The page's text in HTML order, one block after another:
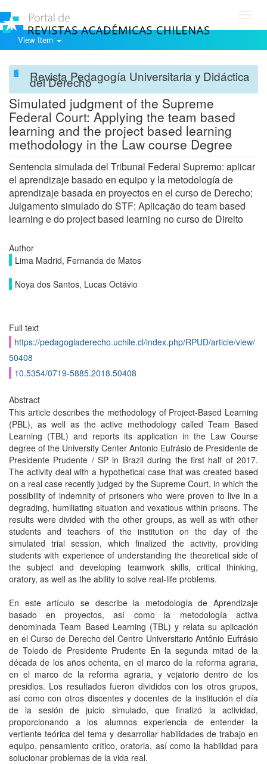
View Item
Revista Pedagogía Universitaria y Didáctica
del Derecho
Simulated judgment of the Supreme
Federal Court: Applying the team based
learning and the project based learning
methodology in the Law course Degree
Sentencia simulada del Tribunal Federal Supremo: aplicar
el aprendizaje basado en equipo y la metodología de
aprendizaje basada en proyectos en el curso de Derecho;
Julgamento simulado do STF: Aplicação do team based
learning e do project based learning no curso de Direito
Author
Lima Madrid, Fernanda de Matos
Noya dos Santos, Lucas Octávio
Full text
https://pedagogiaderecho.uchile.cl/index.php/RPUD/article/view/
50408
10.5354/0719-5885.2018.50408
Abstract
This article describes the methodology of Project-Based Learning
(PBL), as well as the active methodology called Team Based
Learning (TBL) and reports its application in the Law Course
degree of the University Center Antonio Eufrásio de Presidente de
Presidente Prudente / SP in Brazil during the first half of 2017.
The activity deal with a hypothetical case that was created based
on a real case recently judged by the Supreme Court, in which the
possibility of indemnity of prisoners who were proven to live in a
degrading, humiliating situation and vexatious within prisons. The
results were divided with the other groups, as well as with other
students and teachers of the institution on the day of the
simulated trial session, which finalized the activity, providing
students with experience of understanding the theoretical side of
the subject and developing teamwork skills, critical thinking,
oratory, as well as the ability to solve real-life problems.
En este artículo se describe la metodología de Aprendizaje
basado en proyectos, así como la metodología activa
denominada Team Based Learning (TBL) y relata su aplicación
en el Curso de Derecho del Centro Universitario Antônio Eufrásio
de Toledo de Presidente Prudente En la segunda mitad de la
década de los años ochenta, en el marco de la reforma agraria,
en el marco de la reforma agraria, y vejatorio dentro de los
presidios. Los resultados fueron divididos con los otros grupos,
así como con otros discentes y docentes de la institución el día
de la sesión de juicio simulado, que finalizó la actividad,
proporcionando a los alumnos experiencia de entender la
vertiente teórica del tema y desarrollar habilidades de trabajo en
equipo, pensamiento crítico, oratoria, así como la habilidad para
solucionar problemas de la vida real.